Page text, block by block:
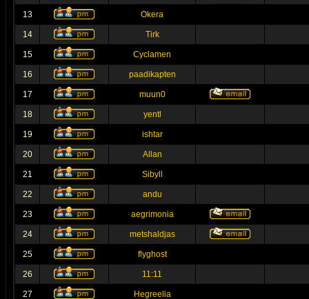
13 Okera
14 Tirk
15 Cyclamen
16 paadikapten
17 muun0
18 yentl
19 ishtar
20 Allan
21 Sibyll
22 andu
23 aegrimonia
24 metshaldjas
25 flyghost
26 11:11
27 Hegreelia